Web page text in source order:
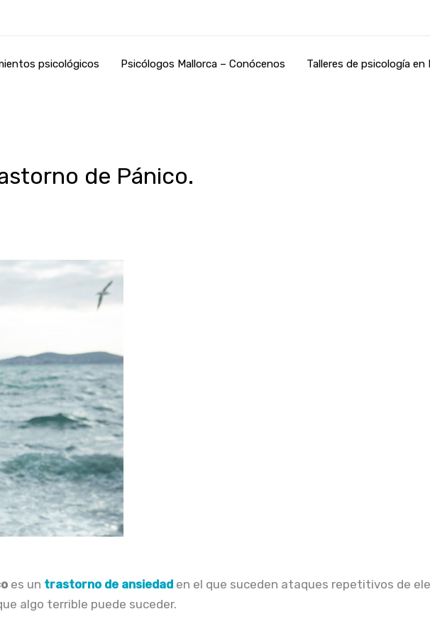
psicológicos Psicólogos Mallorca – Conócenos Talleres de psicología en
de Pánico.
es un trastorno de ansiedad en el que suceden ataques repetitivos de
algo terrible puede suceder.